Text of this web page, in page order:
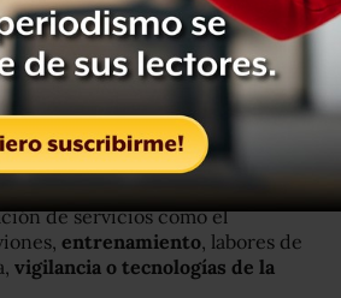
de servicios como el
entrenamiento , labores de
vigilancia o tecnologías de la